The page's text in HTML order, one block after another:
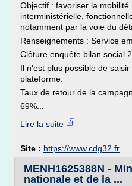
Objectif : favoriser la mobilité
interministérielle,
notamment par la voie du
Renseignements : Service
Clôture enquête bilan social
Il n'est plus possible de
plateforme.
Taux de retour de la
69%...
Lire la suite
Site : https://www.cdg32.fr
MENH1625388N -
nationale et de la ...